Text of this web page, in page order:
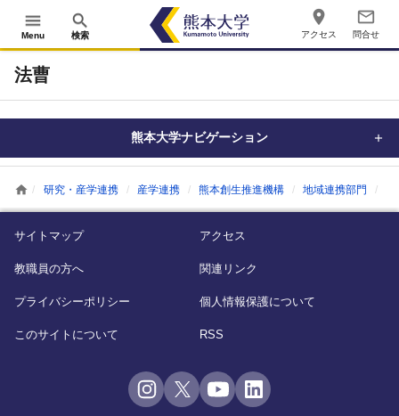
menu
Menu
search
検索
place
アクセス
mail_outline
問合せ
home 研究・産学連携 産学連携 熊本創生推進機構 地域連携部門
法曹
熊本大学ナビゲーション
サイトマップ アクセス
教職員の方へ 関連リンク
プライバシーポリシー 個人情報保護について
このサイトについて RSS